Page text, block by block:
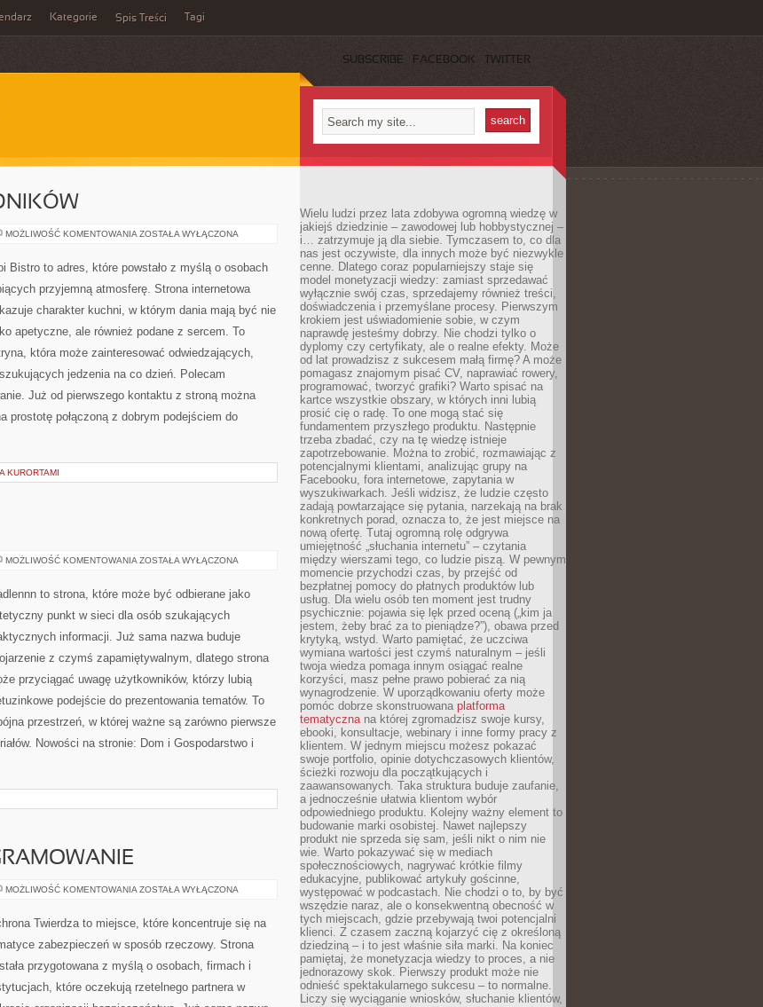
Kategorie Spis Treści Tagi
SUBSCRIBE FACEBOOK TWITTER
MOŻLIWOŚĆ KOMENTOWANIA DRUGIE
ZOSTAŁA WYŁĄCZONA
Bistro to adres, które powstało z myślą o osobach
przyjemną atmosferę. Strona internetowa
charakter kuchni, w którym dania mają być nie
apetyczne, ale również podane z sercem. To
która może zainteresować odwiedzających,
jedzenia na co dzień. Polecam
Już od pierwszego kontaktu z stroną można
prostotę połączoną z dobrym podejściem do
KURORTAMI
MOŻLIWOŚĆ KOMENTOWANIA KUCHNIA
ZOSTAŁA WYŁĄCZONA
to strona, które może być odbierane jako
punkt w sieci dla osób szukających
informacji. Już sama nazwa buduje
z czymś zapamiętywalnym, dlatego strona
przyciągać uwagę użytkowników, którzy lubią
podejście do prezentowania tematów. To
przestrzeń, w której ważne są zarówno pierwsze
Nowości na stronie: Dom i Gospodarstwo i
MOŻLIWOŚĆ KOMENTOWANIA NARZĘDZIA
ZOSTAŁA WYŁĄCZONA
Twierdza to miejsce, które koncentruje się na
zabezpieczeń w sposób rzeczowy. Strona
przygotowana z myślą o osobach, firmach i
które oczekują rzetelnego partnera w
Wielu ludzi przez lata zdobywa ogromną wiedzę w
jakiejś dziedzinie – zawodowej lub hobbystycznej –
i… zatrzymuje ją dla siebie. Tymczasem to, co dla
nas jest oczywiste, dla innych może być niezwykle
cenne. Dlatego coraz popularniejszy staje się
model monetyzacji wiedzy: zamiast sprzedawać
wyłącznie swój czas, sprzedajemy również treści,
doświadczenia i przemyślane procesy. Pierwszym
krokiem jest uświadomienie sobie, w czym
naprawdę jesteśmy dobrzy. Nie chodzi tylko o
dyplomy czy certyfikaty, ale o realne efekty. Może
od lat prowadzisz z sukcesem małą firmę? A może
pomagasz znajomym pisać CV, naprawiać rowery,
programować, tworzyć grafiki? Warto spisać na
kartce wszystkie obszary, w których inni lubią
prosić cię o radę. To one mogą stać się
fundamentem przyszłego produktu. Następnie
trzeba zbadać, czy na tę wiedzę istnieje
zapotrzebowanie. Można to zrobić, rozmawiając z
potencjalnymi klientami, analizując grupy na
Facebooku, fora internetowe, zapytania w
wyszukiwarkach. Jeśli widzisz, że ludzie często
zadają powtarzające się pytania, narzekają na brak
konkretnych porad, oznacza to, że jest miejsce na
nową ofertę. Tutaj ogromną rolę odgrywa
umiejętność „słuchania internetu” – czytania
między wierszami tego, co ludzie piszą. W pewnym
momencie przychodzi czas, by przejść od
bezpłatnej pomocy do płatnych produktów lub
usług. Dla wielu osób ten moment jest trudny
psychicznie: pojawia się lęk przed oceną („kim ja
jestem, żeby brać za to pieniądze?”), obawa przed
krytyką, wstyd. Warto pamiętać, że uczciwa
wymiana wartości jest czymś naturalnym – jeśli
twoja wiedza pomaga innym osiągać realne
korzyści, masz pełne prawo pobierać za nią
wynagrodzenie. W uporządkowaniu oferty może
pomóc dobrze skonstruowana platforma
tematycznana której zgromadzisz swoje kursy,
ebooki, konsultacje, webinary i inne formy pracy z
klientem. W jednym miejscu możesz pokazać
swoje portfolio, opinie dotychczasowych klientów,
ścieżki rozwoju dla początkujących i
zaawansowanych. Taka struktura buduje zaufanie,
a jednocześnie ułatwia klientom wybór
odpowiedniego produktu. Kolejny ważny element to
budowanie marki osobistej. Nawet najlepszy
produkt nie sprzeda się sam, jeśli nikt o nim nie
wie. Warto pokazywać się w mediach
społecznościowych, nagrywać krótkie filmy
edukacyjne, publikować artykuły gościnne,
występować w podcastach. Nie chodzi o to, by być
wszędzie naraz, ale o konsekwentną obecność w
tych miejscach, gdzie przebywają twoi potencjalni
klienci. Z czasem zaczną kojarzyć cię z określoną
dziedziną – i to jest właśnie siła marki. Na koniec
pamiętaj, że monetyzacja wiedzy to proces, a nie
jednorazowy skok. Pierwszy produkt może nie
odnieść spektakularnego sukcesu – to normalne.
Liczy się wyciąganie wniosków, słuchanie klientów,